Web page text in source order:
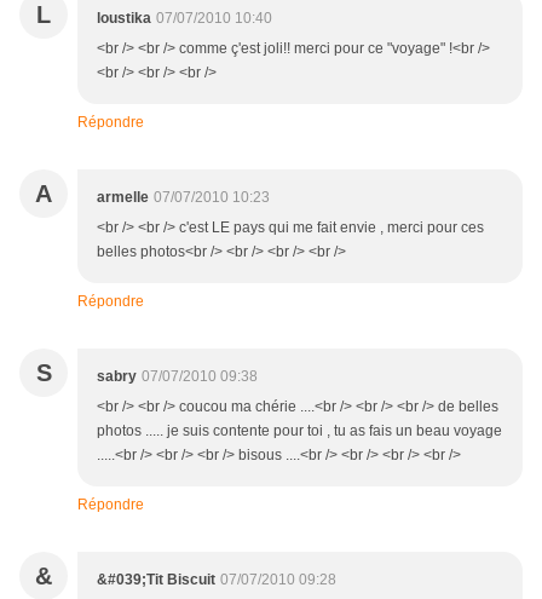
L loustika 07/07/2010 10:40
<br /> <br /> comme ç'est joli!! merci pour ce "voyage" !<br />
<br /> <br /> <br />
Répondre
A armelle 07/07/2010 10:23
<br /> <br /> c'est LE pays qui me fait envie , merci pour ces
belles photos<br /> <br /> <br /> <br />
Répondre
S sabry 07/07/2010 09:38
<br /> <br /> coucou ma chérie ....<br /> <br /> <br /> de belles
photos ..... je suis contente pour toi , tu as fais un beau voyage
.....<br /> <br /> <br /> bisous ....<br /> <br /> <br /> <br />
Répondre
& &#039;Tit Biscuit 07/07/2010 09:28